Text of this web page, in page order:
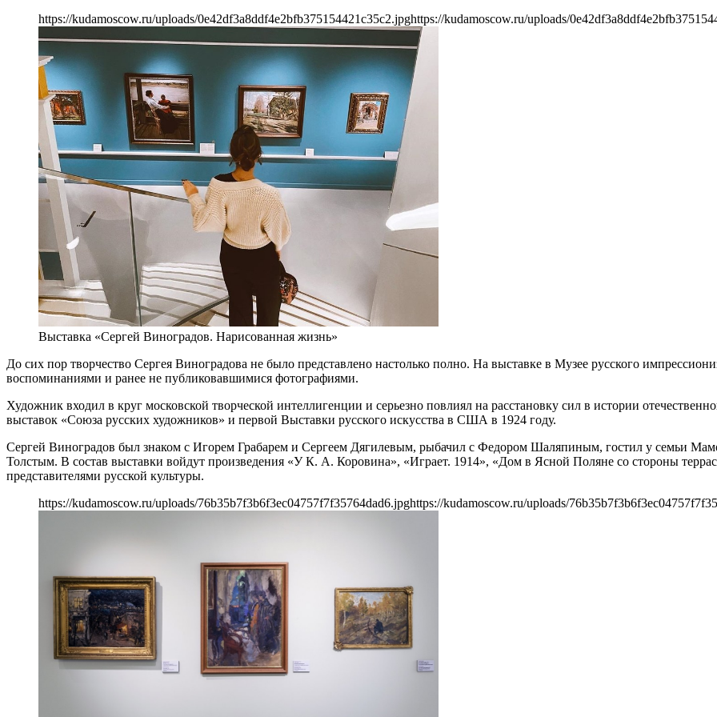
https://kudamoscow.ru/uploads/0e42df3a8ddf4e2bfb375154421c35c2.jpghttps://kudamoscow.ru/uploads/
Выставка «Сергей Виноградов. Нарисованная жизнь»
До сих пор творчество Сергея Виноградова не было представлено настолько полно. На выставке в Музее русского
воспоминаниями и ранее не публиковавшимися фотографиями.
Художник входил в круг московской творческой интеллигенции и серьезно повлиял на расстановку сил в истории
выставок «Союза русских художников» и первой Выставки русского искусства в США в 1924 году.
Сергей Виноградов был знаком с Игорем Грабарем и Сергеем Дягилевым, рыбачил с Федором Шаляпиным, гостил у семьи
Толстым. В состав выставки войдут произведения «У К. А. Коровина», «Играет. 1914», «Дом в Ясной Поляне со стороны
представителями русской культуры.
https://kudamoscow.ru/uploads/76b35b7f3b6f3ec04757f7f35764dad6.jpghttps://kudamoscow.ru/uploads/